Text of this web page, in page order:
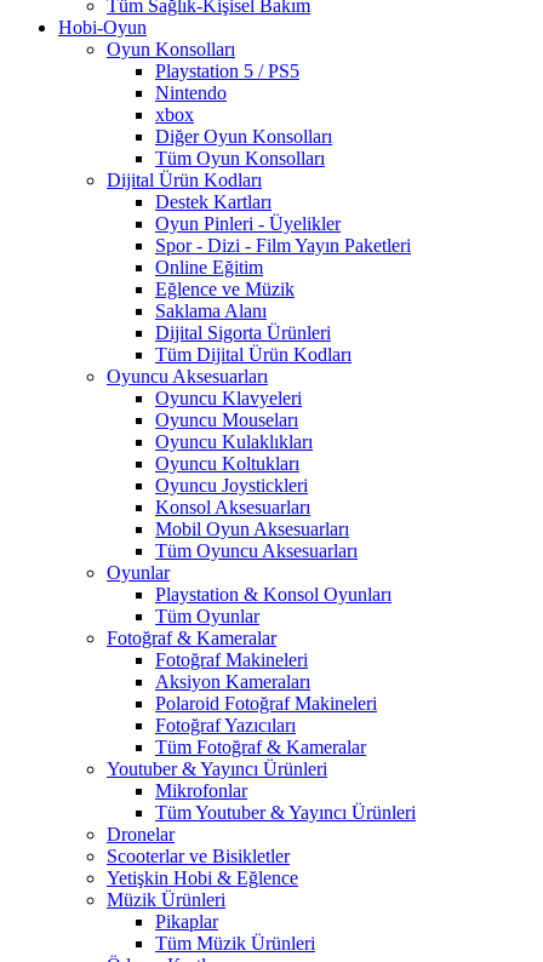
Tüm Sağlık-Kişisel Bakım
Hobi-Oyun
Oyun Konsolları
Playstation 5 / PS5
Nintendo
xbox
Diğer Oyun Konsolları
Tüm Oyun Konsolları
Dijital Ürün Kodları
Destek Kartları
Oyun Pinleri - Üyelikler
Spor - Dizi - Film Yayın Paketleri
Online Eğitim
Eğlence ve Müzik
Saklama Alanı
Dijital Sigorta Ürünleri
Tüm Dijital Ürün Kodları
Oyuncu Aksesuarları
Oyuncu Klavyeleri
Oyuncu Mouseları
Oyuncu Kulaklıkları
Oyuncu Koltukları
Oyuncu Joystickleri
Konsol Aksesuarları
Mobil Oyun Aksesuarları
Tüm Oyuncu Aksesuarları
Oyunlar
Playstation & Konsol Oyunları
Tüm Oyunlar
Fotoğraf & Kameralar
Fotoğraf Makineleri
Aksiyon Kameraları
Polaroid Fotoğraf Makineleri
Fotoğraf Yazıcıları
Tüm Fotoğraf & Kameralar
Youtuber & Yayıncı Ürünleri
Mikrofonlar
Tüm Youtuber & Yayıncı Ürünleri
Dronelar
Scooterlar ve Bisikletler
Yetişkin Hobi & Eğlence
Müzik Ürünleri
Pikaplar
Tüm Müzik Ürünleri